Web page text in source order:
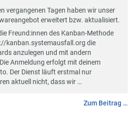
vergangenen Tagen haben wir unser
erweitert bzw. aktualisiert.
Freund:innen des Kanban-Methode
kanban.systemausfall.org die
anzulegen und mit andern
Anmeldung erfolgt mit deinem
Der Dienst läuft erstmal nur
aktuell nicht, dass wir …
Zum Beitrag …